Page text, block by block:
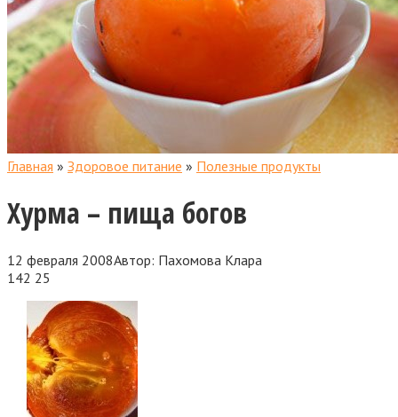
Главная » Здоровое питание » Полезные продукты
Хурма – пища богов
12 февраля 2008Автор: Пахомова Клара
142 25